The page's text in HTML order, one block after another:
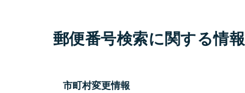
郵便番号検索に関する情報
市町村変更情報